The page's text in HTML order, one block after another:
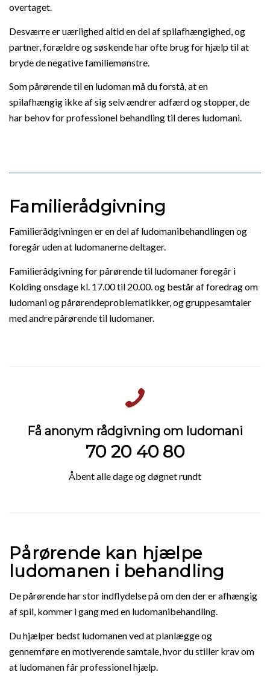
overtaget.
Desværre er uærlighed altid en del af spilafhængighed, og
partner, forældre og søskende har ofte brug for hjælp til at
bryde de negative familiemønstre.
Som pårørende til en ludoman må du forstå, at en
spilafhængig ikke af sig selv ændrer adfærd og stopper, de
har behov for professionel behandling til deres ludomani.
Familierådgivning
Familierådgivningen er en del af ludomanibehandlingen og
foregår uden at ludomanerne deltager.
Familierådgivning for pårørende til ludomaner foregår i
Kolding onsdage kl. 17.00 til 20.00. og består af foredrag om
ludomani og pårørendeproblematikker, og gruppesamtaler
med andre pårørende til ludomaner.
Få anonym rådgivning om ludomani
70 20 40 80
Åbent alle dage og døgnet rundt
Pårørende kan hjælpe
ludomanen i behandling
De pårørende har stor indflydelse på om den der er afhængig
af spil, kommer i gang med en ludomanibehandling.
Du hjælper bedst ludomanen ved at planlægge og
gennemføre en motiverende samtale, hvor du stiller krav om
at ludomanen får professionel hjælp.